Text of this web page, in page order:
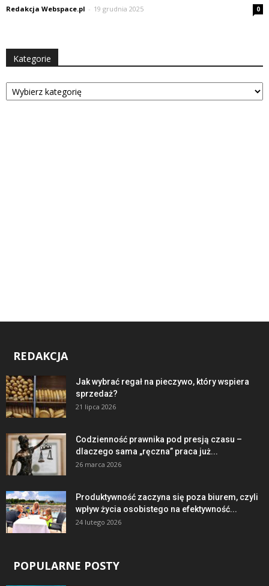
Redakcja Webspace.pl - 19 grudnia 2025 0
Kategorie
Kategorie
REDAKCJA
Jak wybrać regał na pieczywo, który wspiera
sprzedaż?
21 lipca 2026
Codzienność prawnika pod presją czasu –
dlaczego sama „ręczna” praca już...
26 marca 2026
Produktywność zaczyna się poza biurem, czyli
wpływ życia osobistego na efektywność...
24 lutego 2026
POPULARNE POSTY